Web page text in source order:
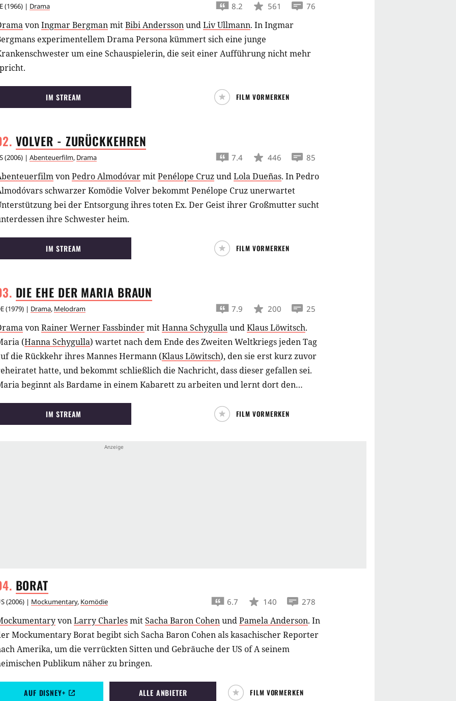
(1966) | Drama 8.2 561 76
vonIngmar BergmanmitBibi AnderssonundLiv Ullmann. In Ingmar
experimentellem Drama Persona kümmert sich eine junge
um eine Schauspielerin, die seit einer Aufführung nicht mehr
IM STREAM FILM VORMERKEN
VOLVER - ZURÜCKKEHREN
(2006) | Abenteuerfilm, Drama 7.4 446 85
vonPedro AlmodóvarmitPenélope CruzundLola Dueñas. In Pedro
schwarzer Komödie Volver bekommt Penélope Cruz unerwartet
bei der Entsorgung ihres toten Ex. Der Geist ihrer Großmutter sucht
ihre Schwester heim.
IM STREAM FILM VORMERKEN
DIE EHE DER MARIA BRAUN
(1979) | Drama, Melodram 7.9 200 25
vonRainer Werner FassbindermitHanna SchygullaundKlaus Löwitsch.
(Hanna Schygulla) wartet nach dem Ende des Zweiten Weltkriegs jeden Tag
die Rückkehr ihres Mannes Hermann (Klaus Löwitsch), den sie erst kurz zuvor
hatte, und bekommt schließlich die Nachricht, dass dieser gefallen sei.
beginnt als Bardame in einem Kabarett zu arbeiten und lernt dort den
sieht er die beiden beim Liebespiel. Es kommt zum Streit zwischen
beiden Männern und einer folgenschweren Tat… (omdb)
IM STREAM FILM VORMERKEN
BORAT
(2006) | Mockumentary, Komödie 6.7 140 278
vonLarry CharlesmitSacha Baron CohenundPamela Anderson. In
Mockumentary Borat begibt sich Sacha Baron Cohen als kasachischer Reporter
Amerika, um die verrückten Sitten und Gebräuche der US of A seinem
Publikum näher zu bringen.
AUF DISNEY+ ALLE ANBIETER FILM VORMERKEN